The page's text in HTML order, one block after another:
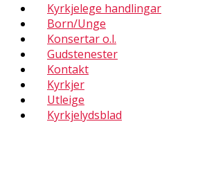
Kyrkjelege handlingar
Born/Unge
Konsertar o.l.
Gudstenester
Kontakt
Kyrkjer
Utleige
Kyrkjelydsblad